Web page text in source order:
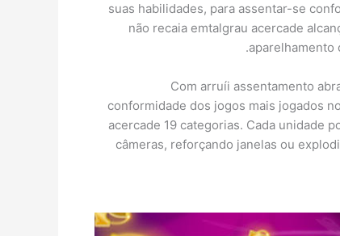
suas habilidades, para assentar-se
não recaia emtalgrau acercade
aparelhamento
Com arruíi assentamento
conformidade dos jogos mais jogados
acercade 19 categorias. Cada unidade
câmeras, reforçando janelas ou